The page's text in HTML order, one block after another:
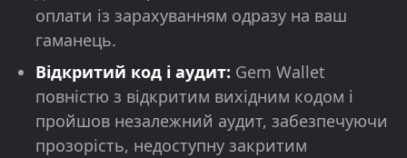
оплати із зарахуванням одразу на ваш
гаманець.
Відкритий код і аудит: Gem Wallet
повністю з відкритим вихідним кодом і
пройшов незалежний аудит, забезпечуючи
прозорість, недоступну закритим